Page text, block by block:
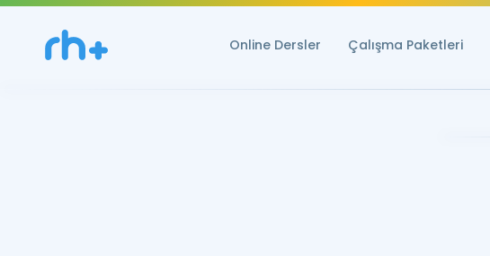
Online Dersler Çalışma Paketleri